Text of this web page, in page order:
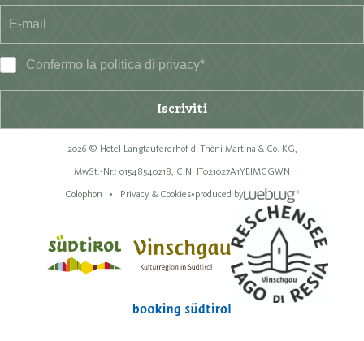
Confermo la politica di privacy*
Iscriviti
2026 © Hotel Langtaufererhof d. Thöni Martina & Co. KG,
MwSt.-Nr.: 01548540218, CIN: IT021027A1YEIMCGWN
Colophon
Privacy & Cookies•produced by